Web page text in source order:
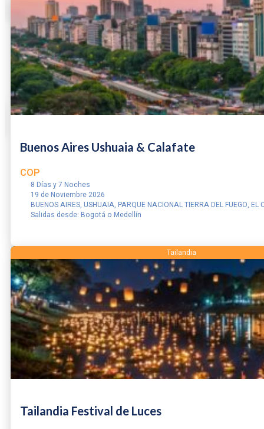
Buenos Aires Ushuaia & Calafate
COP
8 Días y 7 Noches
19 de Noviembre 2026
BUENOS AIRES, USHUAIA, PARQUE NACIONAL TIERRA DEL FUEGO,
Salidas desde: Bogotá o Medellín
Tailandia Festival de Luces
Tailandia